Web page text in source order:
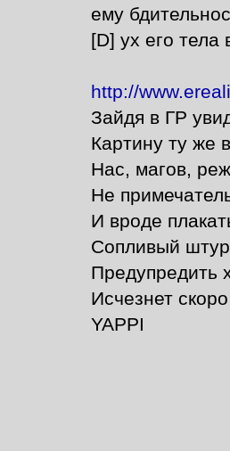
ему
[D] ух его тела
http://
Зайдя в ГР
Картину ту же
Нас, магов,
Не
И вроде
Сопливый
Предупредить
Исчезнет
YAPPI